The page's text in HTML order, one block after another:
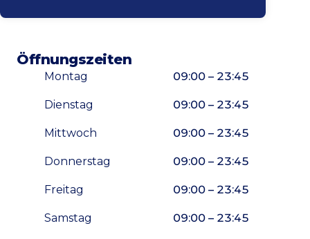
Öffnungszeiten
Montag 09:00 – 23:45
Dienstag 09:00 – 23:45
Mittwoch 09:00 – 23:45
Donnerstag 09:00 – 23:45
Freitag 09:00 – 23:45
Samstag 09:00 – 23:45